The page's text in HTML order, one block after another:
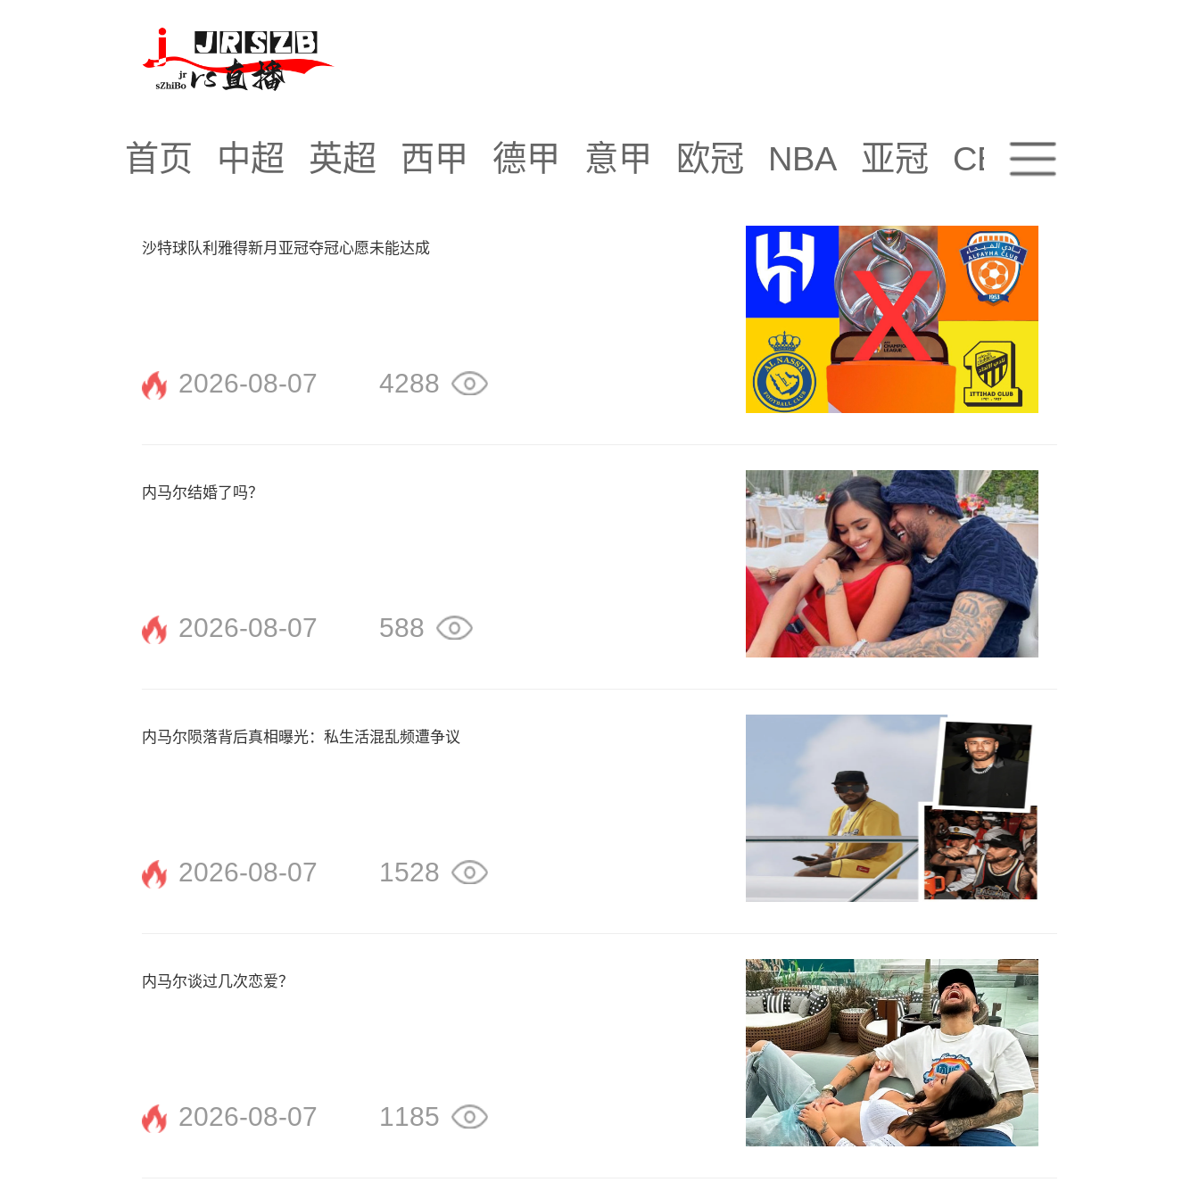
首页 中超 英超 西甲 德甲 意甲 欧冠 NBA 亚冠 CBA 视频播放
沙特球队利雅得新月亚冠夺冠心愿未能达成
2026-08-07 4288
内马尔结婚了吗？
2026-08-07 588
内马尔陨落背后真相曝光：私生活混乱频遭争议
2026-08-07 1528
内马尔谈过几次恋爱？
2026-08-07 1185